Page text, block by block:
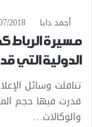
أحمد دابا 2018
مسيرة الرباط
الدولية التي
تناقلت وسائل
قدرت فيها حجم
والوكالات…